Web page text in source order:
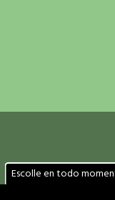
Localización
Escolle en todo